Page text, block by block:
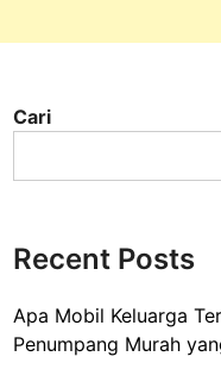
Cari
Recent Posts
Apa Mobil Keluarga
Penumpang Murah